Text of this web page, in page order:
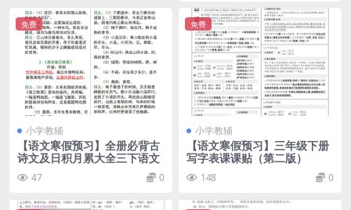
免费
小学教辅
【语文寒假预习】全册必背古
诗文及日积月累大全三下语文
47 0
免费
小学教辅
【语文寒假预习】三年级下册
写字表课课贴（第二版）
148 0